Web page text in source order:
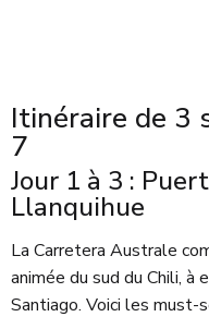
Itinéraire de 3
7
Jour 1 à 3 :
Llanquihue
La Carretera Australe
animée du sud du Chili,
Santiago. Voici les must-